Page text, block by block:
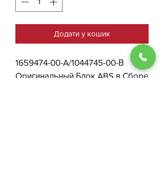
Додати у кошик
1659474-00-A/1044745-00-В
Оригинальный Блок ABS в Сборе